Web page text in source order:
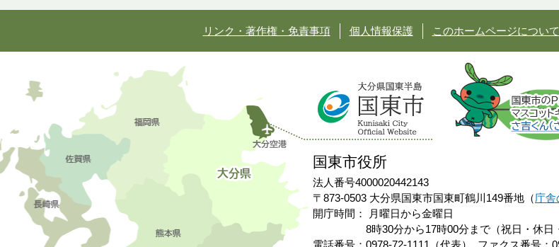
リンク・著作権・免責事項 個人情報保護 このホームページについて
国東市役所
法人番号4000020442143
〒873-0503 大分県国東市国東町鶴川149番地（庁舎
開庁時間：
月曜日から金曜日
8時30分から17時00分まで（祝日・休日
電話番号：0978-72-1111（代表）
ファクス番号：